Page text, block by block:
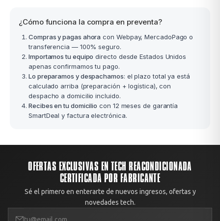
¿Cómo funciona la compra en preventa?
Compras y pagas ahora con Webpay, MercadoPago o
transferencia — 100% seguro.
Importamos tu equipo directo desde Estados Unidos
apenas confirmamos tu pago.
Lo preparamos y despachamos: el plazo total ya está
calculado arriba (preparación + logística), con
despacho a domicilio incluido.
Recibes en tu domicilio con 12 meses de garantía
SmartDeal y factura electrónica.
OFERTAS EXCLUSIVAS EN TECH REACONDICIONADA
CERTIFICADA POR FABRICANTE
Sé el primero en enterarte de nuevos ingresos, ofertas y
novedades tech.